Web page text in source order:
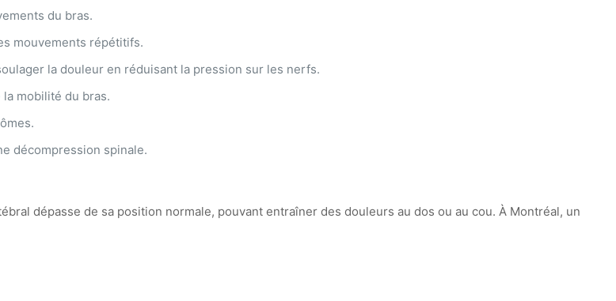
du bras.
mouvements répétitifs.
la douleur en réduisant la pression sur les nerfs.
mobilité du bras.
décompression spinale.
dépasse de sa position normale, pouvant entraîner des douleurs au dos ou au cou. À Montréal, un